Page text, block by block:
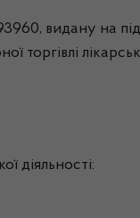
видану на
торгівлі
діяльності: